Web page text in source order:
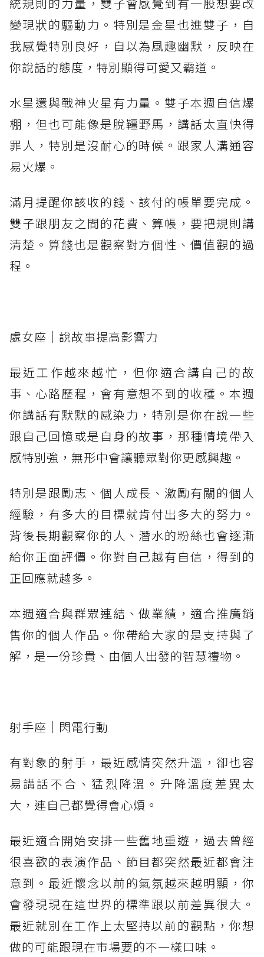
統規則的力量，雙子會感覺到有一股想要改
變現狀的驅動力。特別是金星也進雙子，自
我感覺特別良好，自以為風趣幽默，反映在
你說話的態度，特別顯得可愛又霸道。
水星還與戰神火星有力量。雙子本週自信爆
棚，但也可能像是脫韁野馬，講話太直快得
罪人，特別是沒耐心的時候。跟家人溝通容
易火爆。
滿月提醒你該收的錢、該付的帳單要完成。
雙子跟朋友之間的花費、算帳，要把規則講
清楚。算錢也是觀察對方個性、價值觀的過
程。
處女座｜說故事提高影響力
最近工作越來越忙，但你適合講自己的故
事、心路歷程，會有意想不到的收穫。本週
你講話有默默的感染力，特別是你在說一些
跟自己回憶或是自身的故事，那種情境帶入
感特別強，無形中會讓聽眾對你更感興趣。
特別是跟勵志、個人成長、激勵有關的個人
經驗，有多大的目標就肯付出多大的努力。
背後長期觀察你的人、潛水的粉絲也會逐漸
給你正面評價。你對自己越有自信，得到的
正回應就越多。
本週適合與群眾連結、做業績，適合推廣銷
售你的個人作品。你帶給大家的是支持與了
解，是一份珍貴、由個人出發的智慧禮物。
射手座｜閃電行動
有對象的射手，最近感情突然升溫，卻也容
易講話不合、猛烈降溫。升降溫度差異太
大，連自己都覺得會心煩。
最近適合開始安排一些舊地重遊，過去曾經
很喜歡的表演作品、節目都突然最近都會注
意到。最近懷念以前的氣氛越來越明顯，你
會發現現在這世界的標準跟以前差異很大。
最近就別在工作上太堅持以前的觀點，你想
做的可能跟現在市場要的不一樣口味。